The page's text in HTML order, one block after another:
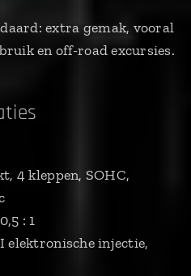
extra gemak, vooral
en off-road excursies.
4 kleppen, SOHC,
: 1
elektronische injectie,